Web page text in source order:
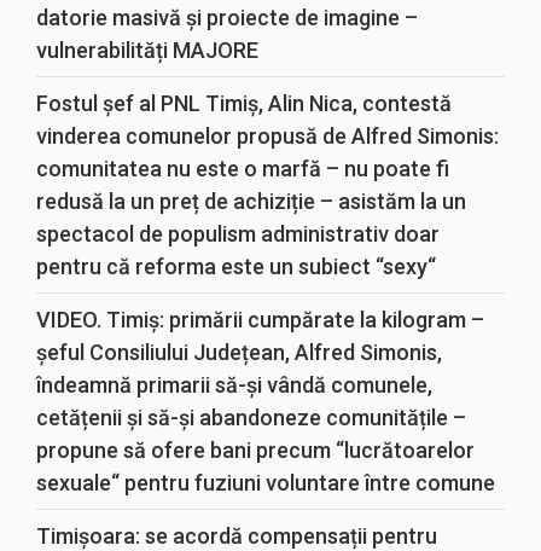
datorie masivă și proiecte de imagine –
vulnerabilități MAJORE
Fostul șef al PNL Timiș, Alin Nica, contestă
vinderea comunelor propusă de Alfred Simonis:
comunitatea nu este o marfă – nu poate fi
redusă la un preț de achiziție – asistăm la un
spectacol de populism administrativ doar
pentru că reforma este un subiect “sexy“
VIDEO. Timiș: primării cumpărate la kilogram –
șeful Consiliului Județean, Alfred Simonis,
îndeamnă primarii să-și vândă comunele,
cetățenii și să-și abandoneze comunitățile –
propune să ofere bani precum “lucrătoarelor
sexuale“ pentru fuziuni voluntare între comune
Timișoara: se acordă compensații pentru